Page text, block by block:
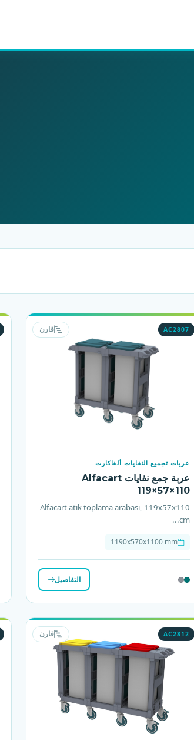
AC2807 قارن
عربات تجميع النفايات ألفاكارت
عربة جمع نفايات Alfacart
119×57×110
Alfacart atık toplama arabası, 119x57x110
cm...
1190x570x1100 mm
التفاصيل
AC2812 قارن